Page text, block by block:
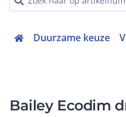
Duurzame keuze
Bailey Ecodim